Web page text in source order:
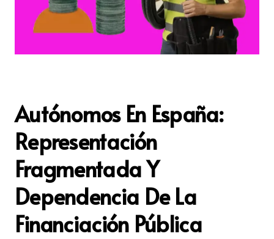
Autónomos En España:
Representación
Fragmentada Y
Dependencia De La
Financiación Pública